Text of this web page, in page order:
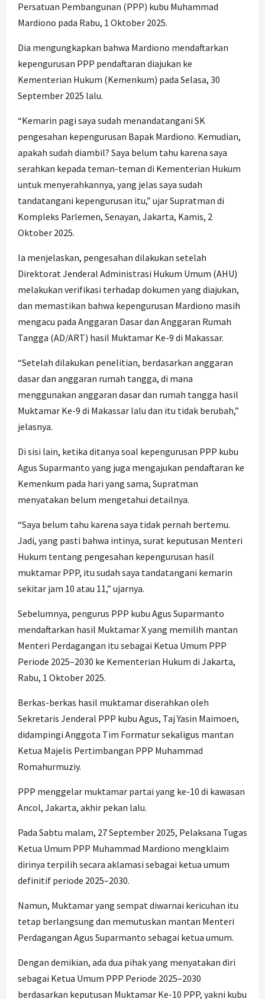
Persatuan Pembangunan (PPP) kubu Muhammad
Mardiono pada Rabu, 1 Oktober 2025.
Dia mengungkapkan bahwa Mardiono mendaftarkan
kepengurusan PPP pendaftaran diajukan ke
Kementerian Hukum (Kemenkum) pada Selasa, 30
September 2025 lalu.
“Kemarin pagi saya sudah menandatangani SK
pengesahan kepengurusan Bapak Mardiono. Kemudian,
apakah sudah diambil? Saya belum tahu karena saya
serahkan kepada teman-teman di Kementerian Hukum
untuk menyerahkannya, yang jelas saya sudah
tandatangani kepengurusan itu,” ujar Supratman di
Kompleks Parlemen, Senayan, Jakarta, Kamis, 2
Oktober 2025.
Ia menjelaskan, pengesahan dilakukan setelah
Direktorat Jenderal Administrasi Hukum Umum (AHU)
melakukan verifikasi terhadap dokumen yang diajukan,
dan memastikan bahwa kepengurusan Mardiono masih
mengacu pada Anggaran Dasar dan Anggaran Rumah
Tangga (AD/ART) hasil Muktamar Ke-9 di Makassar.
“Setelah dilakukan penelitian, berdasarkan anggaran
dasar dan anggaran rumah tangga, di mana
menggunakan anggaran dasar dan rumah tangga hasil
Muktamar Ke-9 di Makassar lalu dan itu tidak berubah,”
jelasnya.
Di sisi lain, ketika ditanya soal kepengurusan PPP kubu
Agus Suparmanto yang juga mengajukan pendaftaran ke
Kemenkum pada hari yang sama, Supratman
menyatakan belum mengetahui detailnya.
“Saya belum tahu karena saya tidak pernah bertemu.
Jadi, yang pasti bahwa intinya, surat keputusan Menteri
Hukum tentang pengesahan kepengurusan hasil
muktamar PPP, itu sudah saya tandatangani kemarin
sekitar jam 10 atau 11,” ujarnya.
Sebelumnya, pengurus PPP kubu Agus Suparmanto
mendaftarkan hasil Muktamar X yang memilih mantan
Menteri Perdagangan itu sebagai Ketua Umum PPP
Periode 2025–2030 ke Kementerian Hukum di Jakarta,
Rabu, 1 Oktober 2025.
Berkas-berkas hasil muktamar diserahkan oleh
Sekretaris Jenderal PPP kubu Agus, Taj Yasin Maimoen,
didampingi Anggota Tim Formatur sekaligus mantan
Ketua Majelis Pertimbangan PPP Muhammad
Romahurmuziy.
PPP menggelar muktamar partai yang ke-10 di kawasan
Ancol, Jakarta, akhir pekan lalu.
Pada Sabtu malam, 27 September 2025, Pelaksana Tugas
Ketua Umum PPP Muhammad Mardiono mengklaim
dirinya terpilih secara aklamasi sebagai ketua umum
definitif periode 2025–2030.
Namun, Muktamar yang sempat diwarnai kericuhan itu
tetap berlangsung dan memutuskan mantan Menteri
Perdagangan Agus Suparmanto sebagai ketua umum.
Dengan demikian, ada dua pihak yang menyatakan diri
sebagai Ketua Umum PPP Periode 2025–2030
berdasarkan keputusan Muktamar Ke-10 PPP, yakni kubu